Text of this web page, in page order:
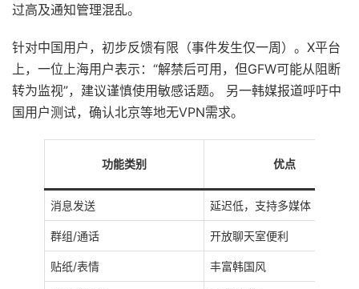
过高及通知管理混乱。
针对中国用户，初步反馈有限（事件发生仅一周）。X平台
上，一位上海用户表示：“解禁后可用，但GFW可能从阻断
转为监视”，建议谨慎使用敏感话题。 另一韩媒报道呼吁中
国用户测试，确认北京等地无VPN需求。
功能类别 优点
消息发送 延迟低，支持多媒体
群组/通话 开放聊天室便利
贴纸/表情 丰富韩国风